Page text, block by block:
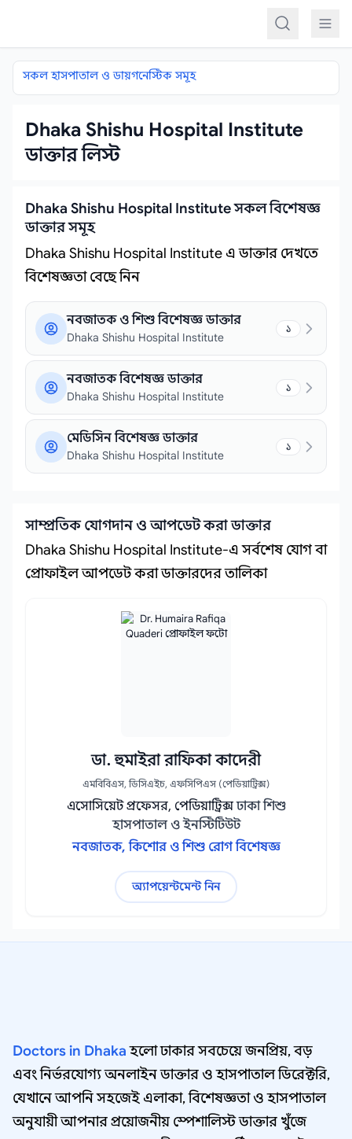
সকল হাসপাতাল ও ডায়গনেস্টিক সমূহ
Dhaka Shishu Hospital Institute
ডাক্তার লিস্ট
Dhaka Shishu Hospital Institute সকল বিশেষজ্ঞ
ডাক্তার সমূহ
Dhaka Shishu Hospital Institute এ ডাক্তার দেখতে
বিশেষজ্ঞতা বেছে নিন
নবজাতক ও শিশু বিশেষজ্ঞ ডাক্তার
Dhaka Shishu Hospital Institute
১
নবজাতক বিশেষজ্ঞ ডাক্তার
Dhaka Shishu Hospital Institute
১
মেডিসিন বিশেষজ্ঞ ডাক্তার
Dhaka Shishu Hospital Institute
১
সাম্প্রতিক যোগদান ও আপডেট করা ডাক্তার
Dhaka Shishu Hospital Institute-এ সর্বশেষ যোগ বা
প্রোফাইল আপডেট করা ডাক্তারদের তালিকা
ডা. হুমাইরা রাফিকা কাদেরী
এমবিবিএস, ডিসিএইচ, এফসিপিএস (পেডিয়াট্রিক্স)
এসোসিয়েট প্রফেসর, পেডিয়াট্রিক্স ঢাকা শিশু
হাসপাতাল ও ইনস্টিটিউট
নবজাতক, কিশোর ও শিশু রোগ বিশেষজ্ঞ
অ্যাপয়েন্টমেন্ট নিন
Doctors in Dhakaহলো ঢাকার সবচেয়ে জনপ্রিয়, বড়
এবং নির্ভরযোগ্য অনলাইন ডাক্তার ও হাসপাতাল ডিরেক্টরি,
যেখানে আপনি সহজেই এলাকা, বিশেষজ্ঞতা ও হাসপাতাল
অনুযায়ী আপনার প্রয়োজনীয় স্পেশালিস্ট ডাক্তার খুঁজে